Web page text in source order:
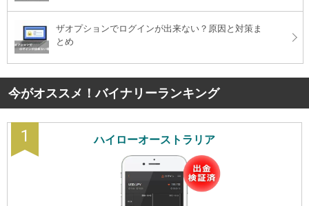
ザオプションでログインが出来ない？原因と対策ま
とめ
今がオススメ！バイナリーランキング
1 ハイローオーストラリア